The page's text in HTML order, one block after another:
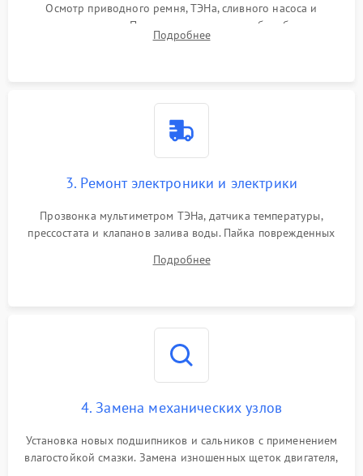
Осмотр приводного ремня, ТЭНа, сливного насоса и
амортизаторов. Проверка подшипников барабана и
крестовины на износ, а манжеты люка на разрывы.
Подробнее
3. Ремонт электроники и электрики
Прозвонка мультиметром ТЭНа, датчика температуры,
прессостата и клапанов залива воды. Пайка поврежденных
Восстановление целостности проводки и контактов.
Подробнее
4. Замена механических узлов
Установка новых подшипников и сальников с применением
влагостойкой смазки. Замена изношенных щеток двигателя,